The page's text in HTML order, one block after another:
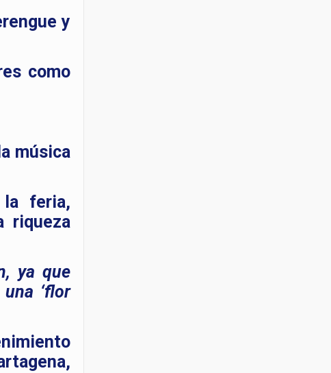
y
como
música
la feria,
riqueza
ya que
‘flor